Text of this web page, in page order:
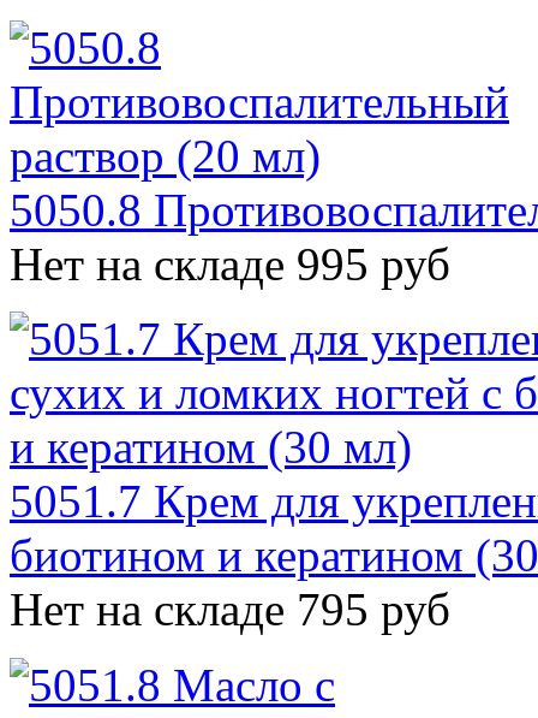
5050.8
Нет на складе 995 руб
5051.7 Крем для
биотином и кератином
Нет на складе 795 руб